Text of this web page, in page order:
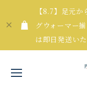
【8.7】足元
グウォーマー
は即日発送い